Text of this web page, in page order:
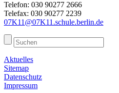
Telefon: 030 90277 2666
Telefax: 030 90277 2239
07K11@07K11.schule.berlin.de
Aktuelles
Sitemap
Datenschutz
Impressum